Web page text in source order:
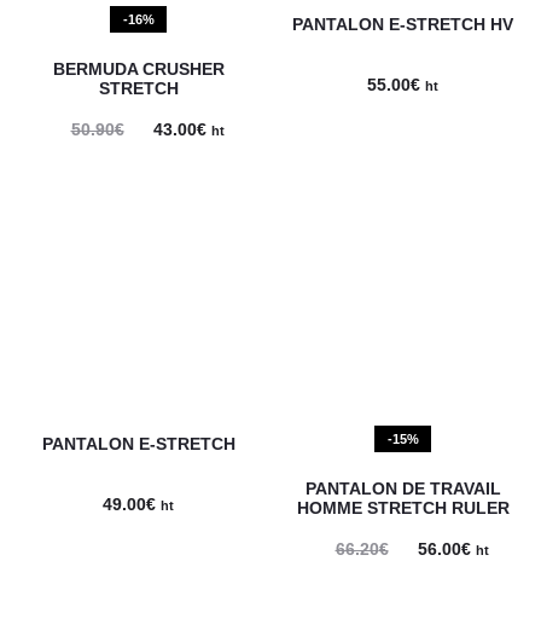
-16%
BERMUDA CRUSHER
STRETCH
50.90€ 43.00€Le
ht
PANTALON E-STRETCH HV
55.00€ ht
PANTALON E-STRETCH
49.00€ ht
-15%
PANTALON DE TRAVAIL
HOMME STRETCH RULER
66.20€ 56.00€Le
ht